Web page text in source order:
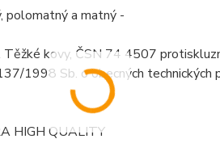
polomatný a matný -
Těžké kovy, ČSN 74 4507
1998 Sb. o obecných
HIGH QUALITY